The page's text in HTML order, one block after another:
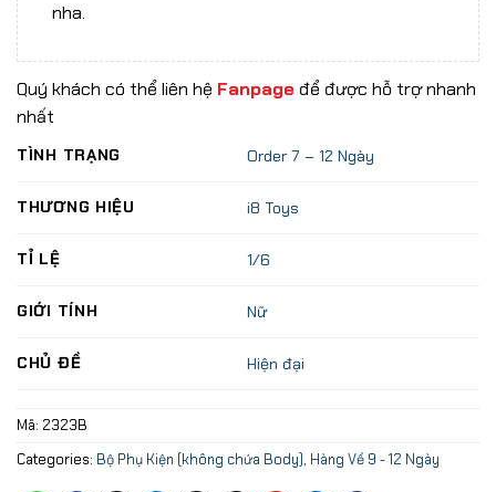
nha.
Quý khách có thể liên hệ Fanpage để được hỗ trợ nhanh
nhất
TÌNH TRẠNG Order 7 – 12 Ngày
THƯƠNG HIỆU i8 Toys
TỈ LỆ 1/6
GIỚI TÍNH Nữ
CHỦ ĐỀ Hiện đại
Mã: 2323B
Categories: Bộ Phụ Kiện (không chứa Body), Hàng Về 9 - 12 Ngày